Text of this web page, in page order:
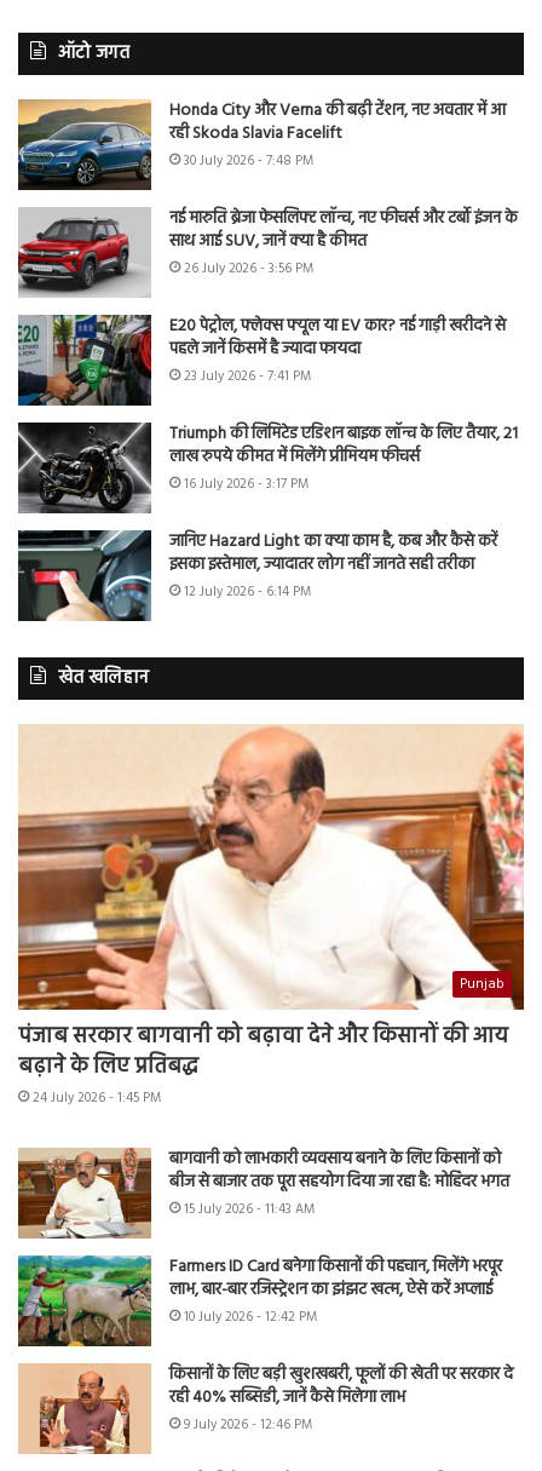
ऑटो जगत
Honda City और Verna की बढ़ी टेंशन, नए अवतार में आ
रही Skoda Slavia Facelift
30 July 2026 - 7:48 PM
नई मारुति ब्रेजा फेसलिफ्ट लॉन्च, नए फीचर्स और टर्बो इंजन के
साथ आई SUV, जानें क्या है कीमत
26 July 2026 - 3:56 PM
E20 पेट्रोल, फ्लेक्स फ्यूल या EV कार? नई गाड़ी खरीदने से
पहले जानें किसमें है ज्यादा फायदा
23 July 2026 - 7:41 PM
Triumph की लिमिटेड एडिशन बाइक लॉन्च के लिए तैयार, 21
लाख रुपये कीमत में मिलेंगे प्रीमियम फीचर्स
16 July 2026 - 3:17 PM
जानिए Hazard Light का क्या काम है, कब और कैसे करें
इसका इस्तेमाल, ज्यादातर लोग नहीं जानते सही तरीका
12 July 2026 - 6:14 PM
खेत खलिहान
Punjab
पंजाब सरकार बागवानी को बढ़ावा देने और किसानों की आय
बढ़ाने के लिए प्रतिबद्ध
24 July 2026 - 1:45 PM
बागवानी को लाभकारी व्यवसाय बनाने के लिए किसानों को
बीज से बाजार तक पूरा सहयोग दिया जा रहा है: मोहिंदर भगत
15 July 2026 - 11:43 AM
Farmers ID Card बनेगा किसानों की पहचान, मिलेंगे भरपूर
लाभ, बार-बार रजिस्ट्रेशन का झंझट खत्म, ऐसे करें अप्लाई
10 July 2026 - 12:42 PM
किसानों के लिए बड़ी खुशखबरी, फूलों की खेती पर सरकार दे
रही 40% सब्सिडी, जानें कैसे मिलेगा लाभ
9 July 2026 - 12:46 PM